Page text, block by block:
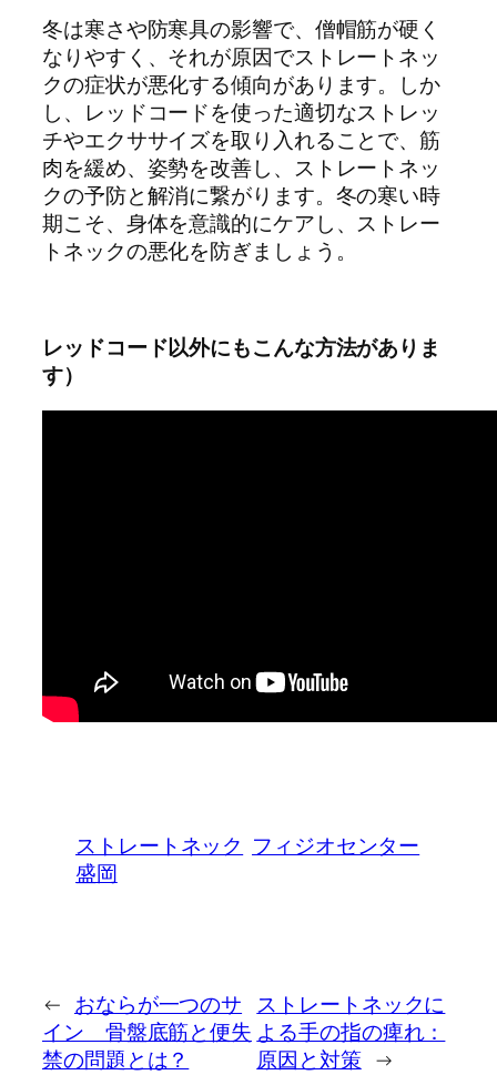
冬は寒さや防寒具の影響で、僧帽筋が硬く
なりやすく、それが原因でストレートネッ
クの症状が悪化する傾向があります。しか
し、レッドコードを使った適切なストレッ
チやエクササイズを取り入れることで、筋
肉を緩め、姿勢を改善し、ストレートネッ
クの予防と解消に繋がります。冬の寒い時
期こそ、身体を意識的にケアし、ストレー
トネックの悪化を防ぎましょう。
レッドコード以外にもこんな方法がありま
す）
ストレートネック フィジオセンター
盛岡
← おならが一つのサ
イン 骨盤底筋と便失
禁の問題とは？
ストレートネックに
よる手の指の痺れ：
原因と対策 →